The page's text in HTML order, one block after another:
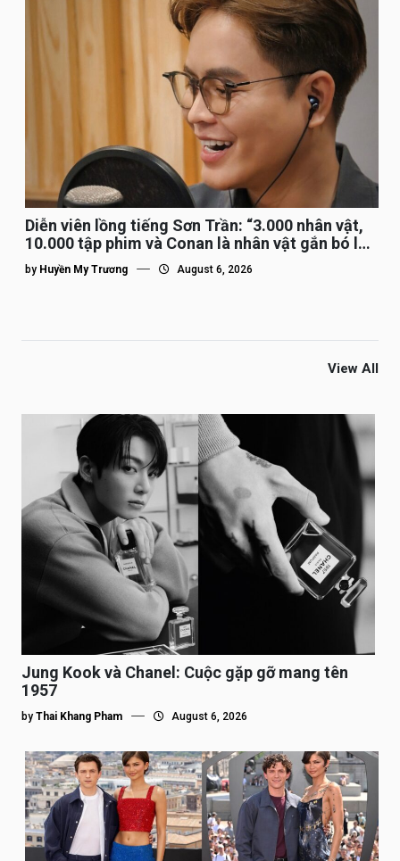
Diễn viên lồng tiếng Sơn Trần: “3.000 nhân vật,
10.000 tập phim và Conan là nhân vật gắn bó lâu
nhất”
by Huyền My Trương August 6, 2026
View All
Jung Kook và Chanel: Cuộc gặp gỡ mang tên
1957
by Thai Khang Pham August 6, 2026